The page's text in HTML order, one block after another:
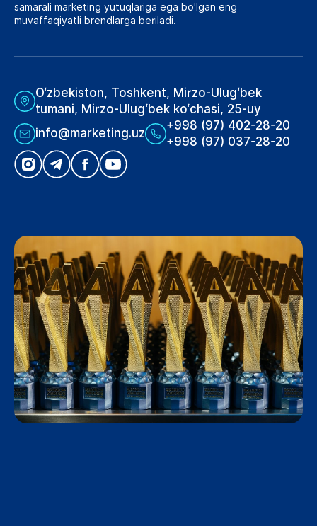
samarali marketing yutuqlariga ega bo'lgan eng
muvaffaqiyatli brendlarga beriladi.
O‘zbekiston, Toshkent, Mirzo-Ulug‘bek
tumani, Mirzo-Ulug‘bek ko‘chasi, 25-uy
info@marketing.uz
+998 (97) 402-28-20
+998 (97) 037-28-20